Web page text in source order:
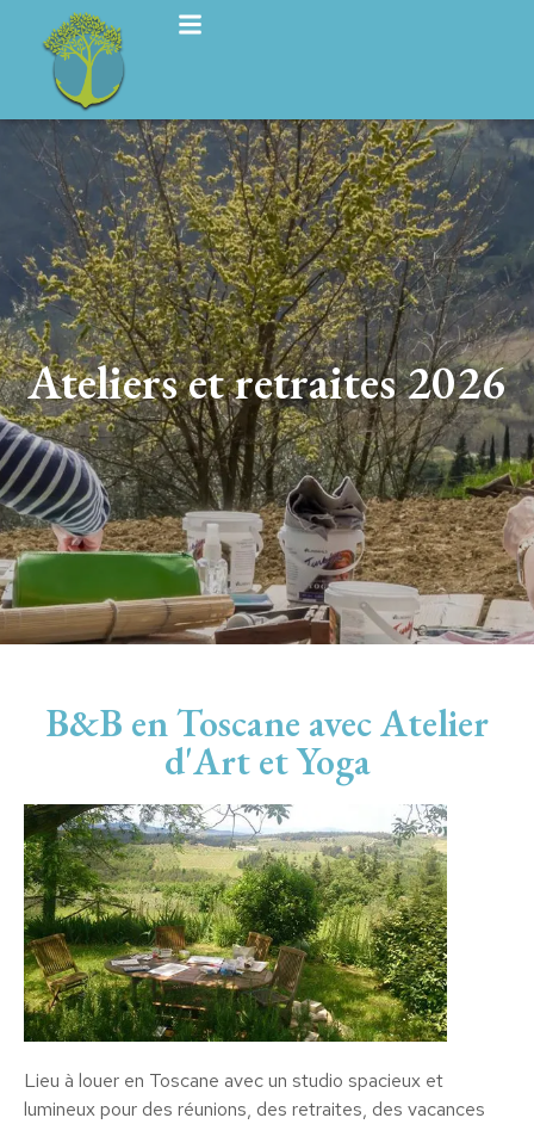
Ateliers et retraites 2026
B&B en Toscane avec Atelier
d'Art et Yoga
Lieu à louer en Toscane avec un studio spacieux et
lumineux pour des réunions, des retraites, des vacances